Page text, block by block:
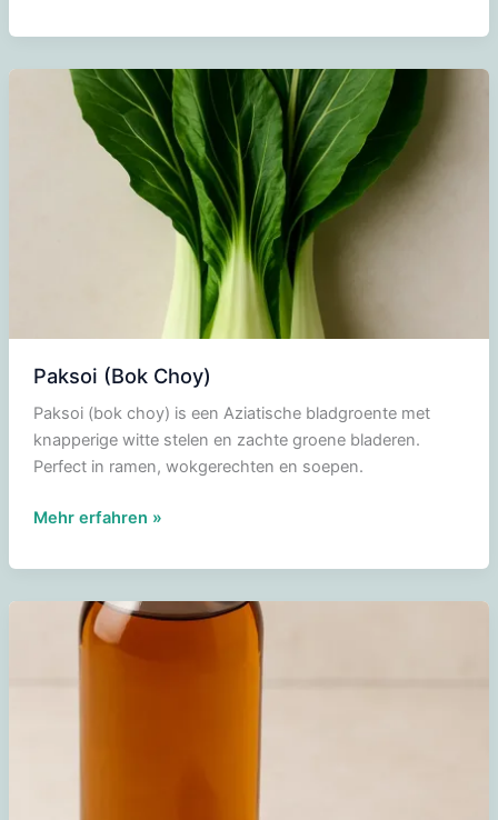
Paksoi (Bok Choy)
Paksoi (bok choy) is een Aziatische bladgroente met
knapperige witte stelen en zachte groene bladeren.
Perfect in ramen, wokgerechten en soepen.
Paksoi
Choy)
Mehr erfahren »